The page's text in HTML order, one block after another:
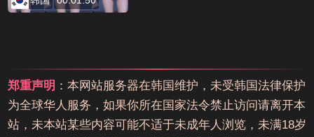
郑重声明 ：本网站服务器在韩国维护，未受韩国法律保护
为全球华人服务，如果你所在国家法令禁止访问请离开本
站，未本站某些内容可能不适于未成年人浏览，未满18岁